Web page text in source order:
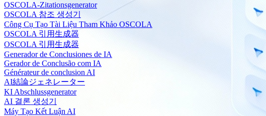
OSCOLA-Zitationsgenerator
OSCOLA 참조 생성기
Công Cụ Tạo Tài Liệu Tham Khảo OSCOLA
OSCOLA 引用生成器
OSCOLA 引用生成器
Generador de Conclusiones de IA
Gerador de Conclusão com IA
Générateur de conclusion AI
AI結論ジェネレーター
KI Abschlussgenerator
AI 결론 생성기
Máy Tạo Kết Luận AI